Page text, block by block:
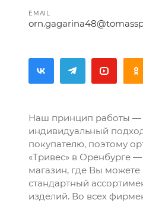
EMAIL
Наш принцип работы —
индивидуальный
покупателю, поэтому
«Тривес» в Оренбурге
магазин, где Вы можете
стандартный
изделий. Во всех